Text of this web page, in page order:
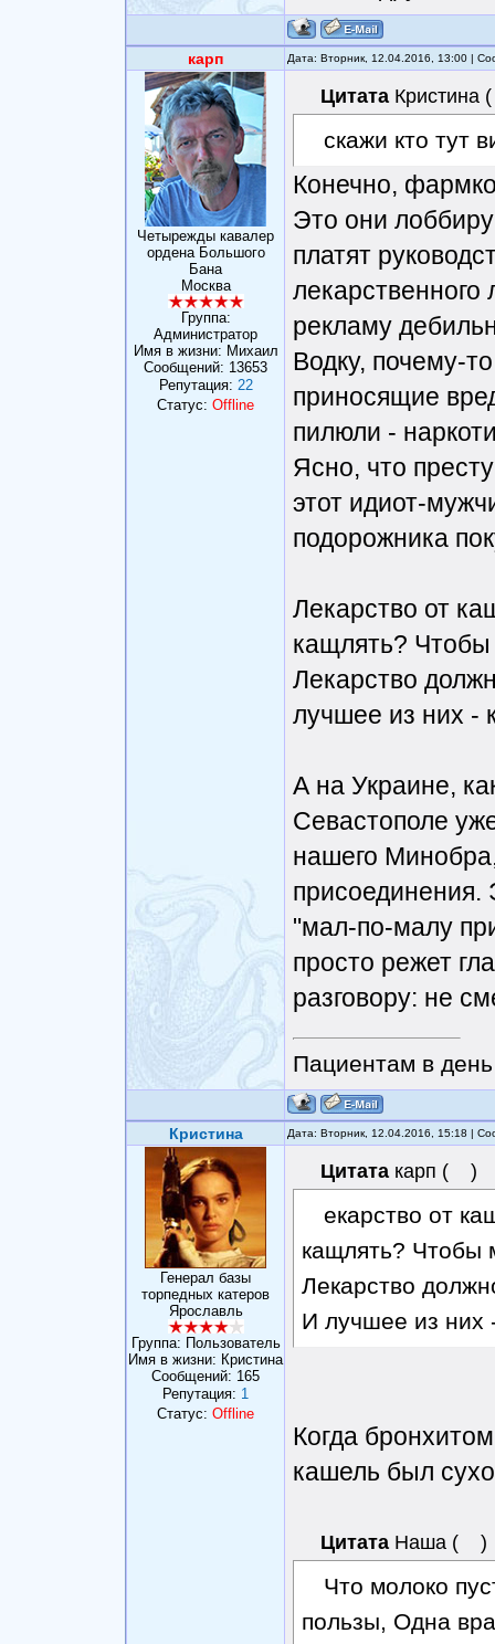
карп Дата: Вторник, 12.04.2016, 13:00 |
Четырежды кавалер
ордена Большого
Бана
Москва
Группа:
Администратор
Имя в жизни: Михаил
Сообщений: 13653
Репутация: 22
Статус: Offline
Цитата Кристина (
скажи кто тут
Конечно,
Это они
платят
рекламу
Водку, почему-
приносящие
пилюли -
Ясно, что
этот идиот-
подорожника
Лекарство от
кащлять? Чтобы
Лекарство
лучшее из них -
А на Украине,
Севастополе
нашего
присоединения.
"мал-по-малу
просто режет
разговору: не
Пациентам в
Кристина Дата: Вторник, 12.04.2016, 15:18 |
Генерал базы
торпедных катеров
Ярославль
Группа: Пользователь
Имя в жизни: Кристина
Сообщений: 165
Репутация: 1
Статус: Offline
Цитата карп ( )
екарство от
кащлять? Чтобы
Лекарство
И лучшее из них
Когда
кашель был
Цитата Наша ( )
Что молоко
пользы, Одна